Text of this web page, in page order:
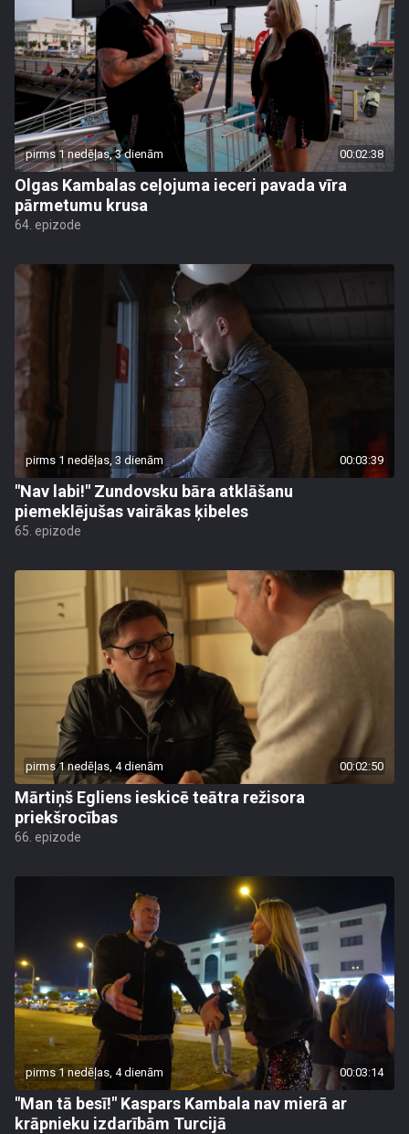
pirms 1 nedēļas, 3 dienām 00:02:38
Olgas Kambalas ceļojuma ieceri pavada vīra
pārmetumu krusa
64. epizode
pirms 1 nedēļas, 3 dienām 00:03:39
"Nav labi!" Zundovsku bāra atklāšanu
piemeklējušas vairākas ķibeles
65. epizode
pirms 1 nedēļas, 4 dienām 00:02:50
Mārtiņš Egliens ieskicē teātra režisora
priekšrocības
66. epizode
pirms 1 nedēļas, 4 dienām 00:03:14
"Man tā besī!" Kaspars Kambala nav mierā ar
krāpnieku izdarībām Turcijā